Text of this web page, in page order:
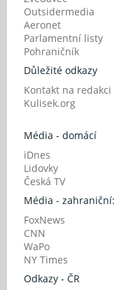
Outsidermedia
Aeronet
Parlamentní listy
Pohraničník
Důležité odkazy
Kontakt na redakci
Kulisek.org
Média - domácí
iDnes
Lidovky
Česká TV
Média - zahraniční:
FoxNews
CNN
WaPo
NY Times
Odkazy - ČR